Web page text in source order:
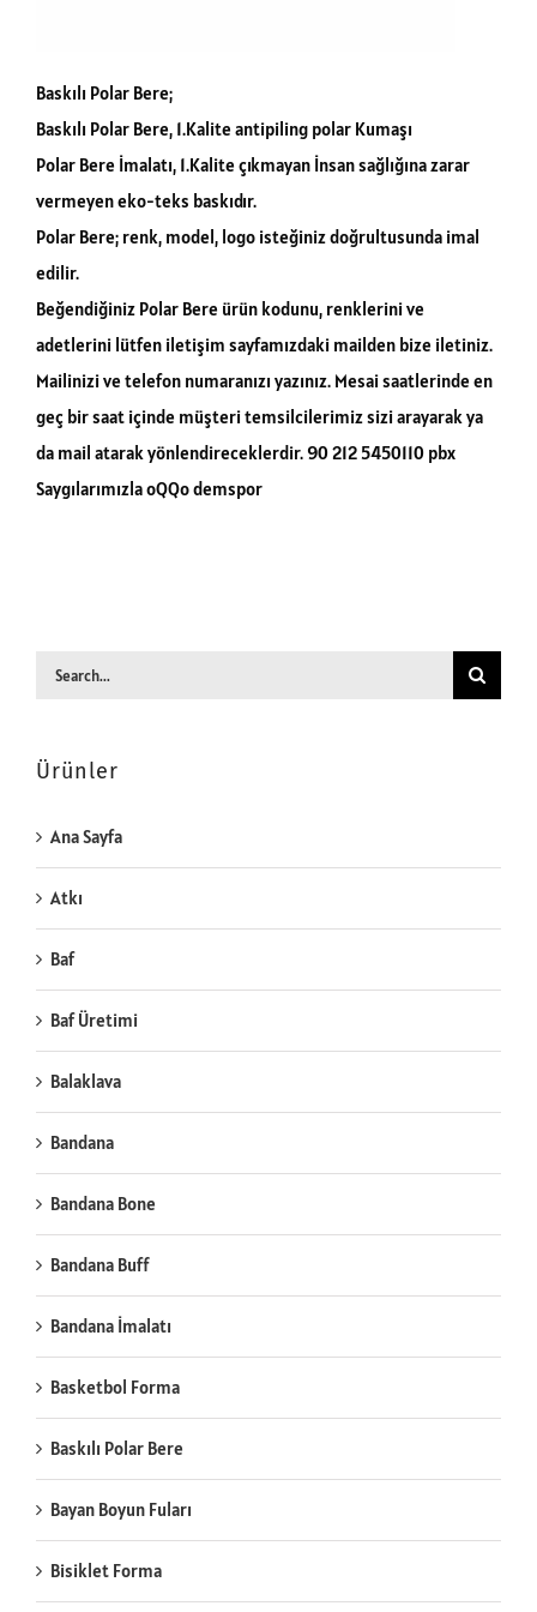
Baskılı Polar Bere;
Baskılı Polar Bere, 1.Kalite antipiling polar Kumaşı
Polar Bere İmalatı, 1.Kalite çıkmayan İnsan sağlığına zarar
vermeyen eko-teks baskıdır.
Polar Bere; renk, model, logo isteğiniz doğrultusunda imal
edilir.
Beğendiğiniz Polar Bere ürün kodunu, renklerini ve
adetlerini lütfen iletişim sayfamızdaki mailden bize iletiniz.
Mailinizi ve telefon numaranızı yazınız. Mesai saatlerinde en
geç bir saat içinde müşteri temsilcilerimiz sizi arayarak ya
da mail atarak yönlendireceklerdir. 90 212 5450110 pbx
Saygılarımızla oQQo demspor
Search
Ürünler
Ana Sayfa
Atkı
Baf
Baf Üretimi
Balaklava
Bandana
Bandana Bone
Bandana Buff
Bandana İmalatı
Basketbol Forma
Baskılı Polar Bere
Bayan Boyun Fuları
Bisiklet Forma